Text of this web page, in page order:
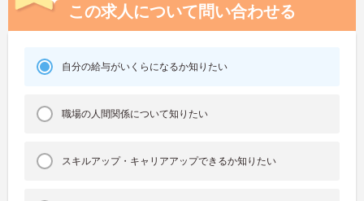
この求人について問い合わせる
自分の給与がいくらになるか知りたい
職場の人間関係について知りたい
スキルアップ・キャリアアップできるか知りたい